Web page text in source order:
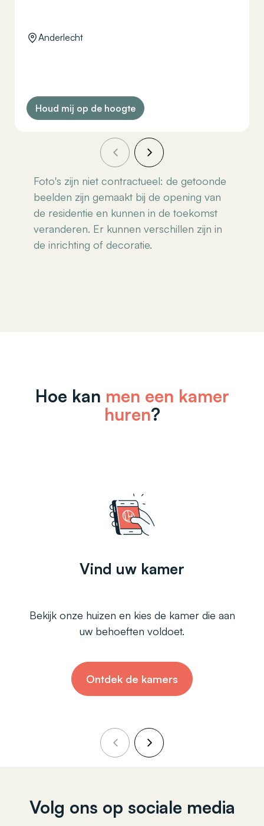
Anderlecht
Houd mij op de hoogte
Foto's zijn niet contractueel: de getoonde
beelden zijn gemaakt bij de opening van
de residentie en kunnen in de toekomst
veranderen. Er kunnen verschillen zijn in
de inrichting of decoratie.
Hoe kan men een kamer
huren?
Vind uw kamer
Bekijk onze huizen en kies de kamer die aan
uw behoeften voldoet.
Ontdek de kamers
Volg ons op sociale media